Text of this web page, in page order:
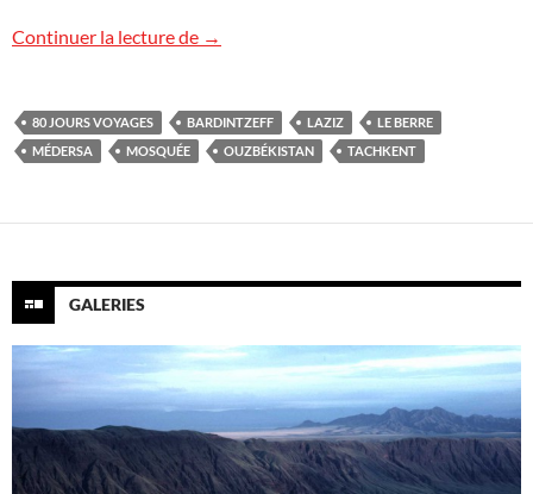
Continuer la lecture de Tachkent, capitale de l’Ouzbékistan
→
80 JOURS VOYAGES BARDINTZEFF LAZIZ
LE BERRE
MÉDERSA
MOSQUÉE OUZBÉKISTAN TACHKENT
GALERIES